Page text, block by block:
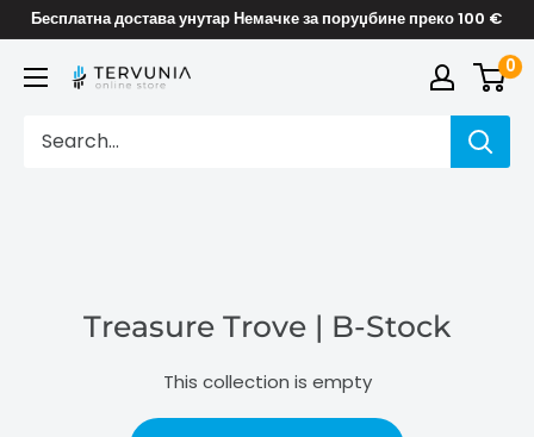
Skip
content
Бесплатна достава унутар Немачке за поруџбине преко 100 €
TERVUNIA
Stores
0
Treasure Trove | B-Stock
This collection is empty